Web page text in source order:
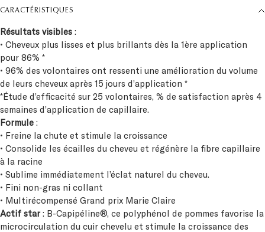
Résultats visibles
• Cheveux plus lisses et plus brillants dès la 1ère application
pour 86% *
• 96% des volontaires ont ressenti une amélioration du volume
de leurs cheveux après 15 jours d’application *
*Étude d’efficacité sur 25 volontaires, % de satisfaction après 4
semaines d’application de capillaire.
Formule:
• Freine la chute et stimule la croissance
• Consolide les écailles du cheveu et régénère la fibre capillaire
à la racine
• Sublime immédiatement l’éclat naturel du cheveu.
• Fini non-gras ni collant
• Multirécompensé Grand prix Marie Claire
Actif star: B-Capipéline®, ce polyphénol de pommes favorise la
microcirculation du cuir chevelu et stimule la croissance des
cellules épithéliales